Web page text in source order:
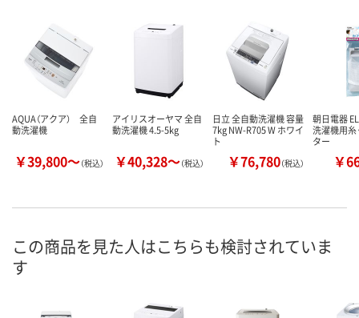
AQUA（アクア） 全自
動洗濯機
￥39,800～（税込）
アイリスオーヤマ 全自
動洗濯機 4.5-5kg
￥40,328～（税込）
日立 全自動洗濯機 容量
7kg NW-R705 W ホワイ
ト
￥76,780（税込）
朝日電器
洗濯機用
ター
￥
この商品を見た人はこちらも検討されていま
す